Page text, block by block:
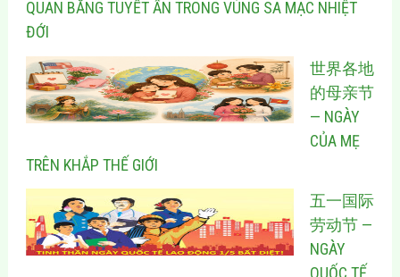
QUAN BĂNG TUYẾT ẨN TRONG VÙNG SA MẠC NHIỆT
ĐỚI
世界各地
的母亲节
— NGÀY
CỦA MẸ
TRÊN KHẮP THẾ GIỚI
五一国际
劳动节 —
NGÀY
QUỐC TẾ